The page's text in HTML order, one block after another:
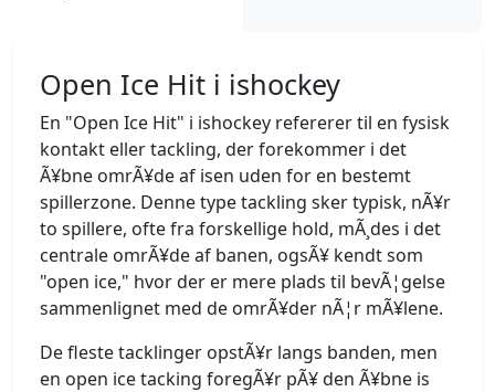
Open Ice Hit i ishockey
En "Open Ice Hit" i ishockey refererer til en fysisk
kontakt eller tackling, der forekommer i det
Ã¥bne omrÃ¥de af isen uden for en bestemt
spillerzone. Denne type tackling sker typisk, nÃ¥r
to spillere, ofte fra forskellige hold, mÃ¸des i det
centrale omrÃ¥de af banen, ogsÃ¥ kendt som
"open ice," hvor der er mere plads til bevÃ¦gelse
sammenlignet med de omrÃ¥der nÃ¦r mÃ¥lene.
De fleste tacklinger opstÃ¥r langs banden, men
en open ice tacking foregÃ¥r pÃ¥ den Ã¥bne is